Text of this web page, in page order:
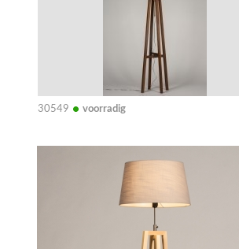
30549 • voorradig
Bekijk